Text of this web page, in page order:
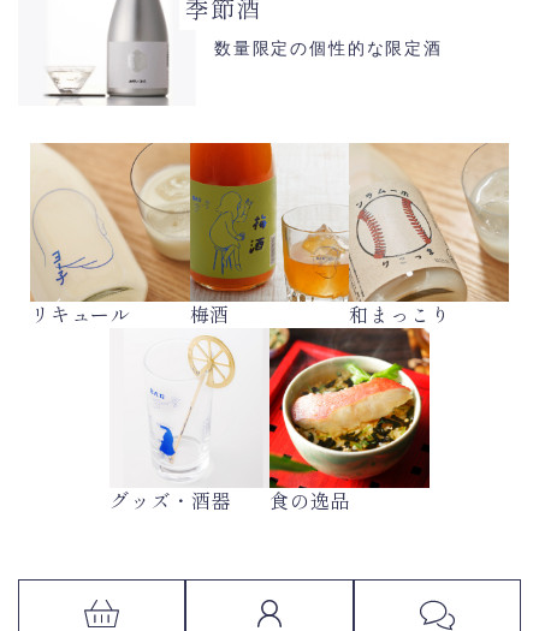
季節酒
数量限定の個性的な限定酒
リキュール 梅酒 和まっこり
グッズ・酒器 食の逸品